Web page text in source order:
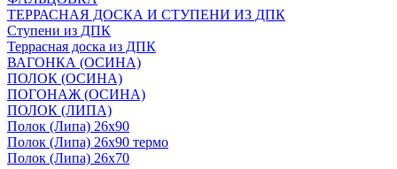
ТЕРРАСНАЯ ДОСКА И СТУПЕНИ ИЗ ДПК
Ступени из ДПК
Террасная доска из ДПК
ВАГОНКА (ОСИНА)
ПОЛОК (ОСИНА)
ПОГОНАЖ (ОСИНА)
ПОЛОК (ЛИПА)
Полок (Липа) 26х90
Полок (Липа) 26х90 термо
Полок (Липа) 26х70